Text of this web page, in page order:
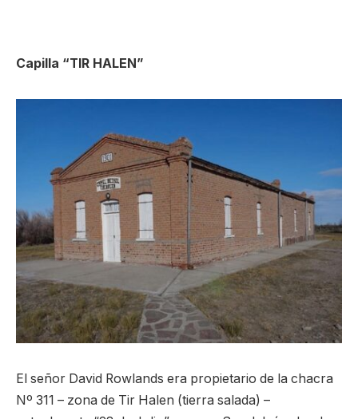
Capilla “TIR HALEN”
El señor David Rowlands era propietario de la chacra
Nº 311 – zona de Tir Halen (tierra salada) –